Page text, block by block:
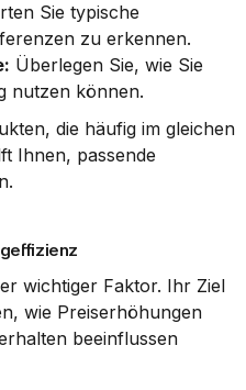
Sie typische
zu erkennen.
Überlegen Sie, wie Sie
nutzen können.
die häufig im gleichen
Ihnen, passende
wichtiger Faktor. Ihr Ziel
wie Preiserhöhungen
beeinflussen